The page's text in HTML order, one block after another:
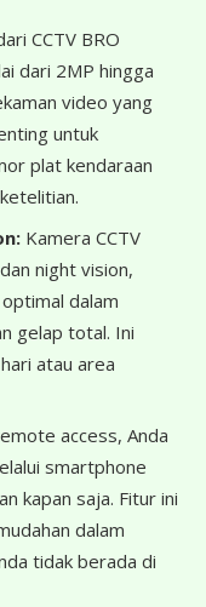
CCTV BRO
dari 2MP hingga
video yang
untuk
plat kendaraan
Kamera CCTV
night vision,
dalam
gelap total. Ini
atau area
access, Anda
smartphone
kapan saja. Fitur ini
dalam
tidak berada di